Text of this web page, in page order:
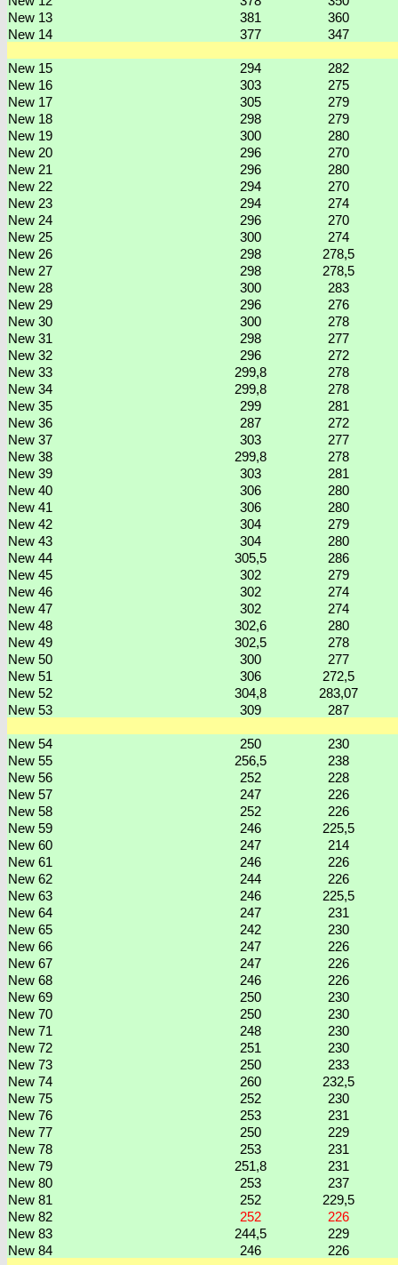
New 13
381
360
New 14
377 347
New 15 294
282
New 16
303
275
New 17
305
279
New 18
298
279
New 19
300
280
New 20
296
270
New 21
296
280
New 22
294
270
New 23
294
274
New 24
296
270
New 25
300
274
New 26
298
278,5
New 27
298
278,5
New 28
300
283
New 29
296
276
New 30
300
278
New 31
298
277
New 32
296
272
New 33
299,8
278
New 34
299,8
278
New 35
299
281
New 36
287
272
New 37
303
277
New 38
299,8
278
New 39
303
281
New 40
306
280
New 41
306
280
New 42
304
279
New 43
304
280
New 44
305,5
286
New 45
302
279
New 46
302
274
New 47
302
274
New 48
302,6
280
New 49
302,5
278
New 50
300
277
New 51
306
272,5
New 52
304,8
283,07
New 53
309 287
New 54 250
230
New 55
256,5
238
New 56
252
228
New 57
247
226
New 58
252
226
New 59
246
225,5
New 60
247
214
New 61
246
226
New 62
244
226
New 63
246
225,5
New 64
247
231
New 65
242
230
New 66
247
226
New 67
247
226
New 68
246
226
New 69
250
230
New 70
250
230
New 71
248
230
New 72
251
230
New 73
250
233
New 74
260
232,5
New 75
252
230
New 76
253
231
New 77
250
229
New 78
253
231
New 79
251,8
231
New 80
253
237
New 81
252
229,5
New 82
252
226
New 83
244,5
229
New 84
246 226